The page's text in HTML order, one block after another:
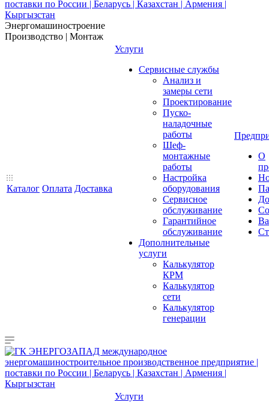
Энергомашиностроение
Производство | Монтаж
Каталог Оплата Доставка
Услуги
Сервисные службы
Анализ и
замеры сети
Проектирование
Пуско-
наладочные
работы
Шеф-
монтажные
работы
Настройка
оборудования
Сервисное
обслуживание
Гарантийное
обслуживание
Дополнительные
услуги
Калькулятор
КРМ
Калькулятор
сети
Калькулятор
генерации
О
Услуги